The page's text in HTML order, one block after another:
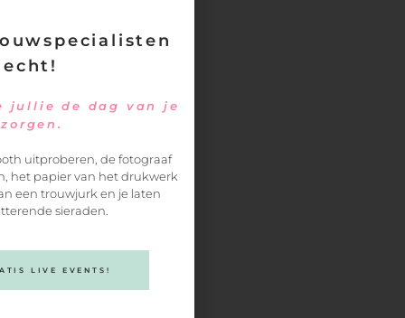
jullie de dag van je
uitproberen, de fotograaf
het papier van het drukwerk
een trouwjurk en je laten
sieraden.
LIVE EVENTS!